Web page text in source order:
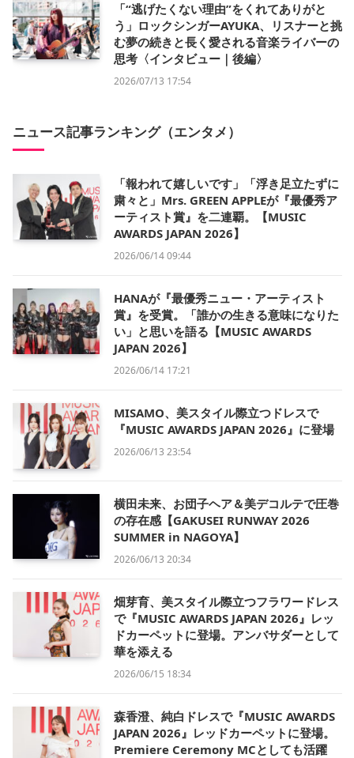
「“逃げたくない理由”をくれてありがと
う」ロックシンガーAYUKA、リスナーと挑
む夢の続きと長く愛される音楽ライバーの
思考〈インタビュー｜後編〉
2026/07/13 17:54
ニュース記事ランキング（エンタメ）
「報われて嬉しいです」「浮き足立たずに
粛々と」Mrs. GREEN APPLEが『最優秀ア
ーティスト賞』を二連覇。【MUSIC
AWARDS JAPAN 2026】
2026/06/14 09:44
HANAが『最優秀ニュー・アーティスト
賞』を受賞。「誰かの生きる意味になりた
い」と思いを語る【MUSIC AWARDS
JAPAN 2026】
2026/06/14 17:21
MISAMO、美スタイル際立つドレスで
『MUSIC AWARDS JAPAN 2026』に登場
2026/06/13 23:54
横田未来、お団子ヘア＆美デコルテで圧巻
の存在感【GAKUSEI RUNWAY 2026
SUMMER in NAGOYA】
2026/06/13 20:34
畑芽育、美スタイル際立つフラワードレス
で『MUSIC AWARDS JAPAN 2026』レッ
ドカーペットに登場。アンバサダーとして
華を添える
2026/06/15 18:34
森香澄、純白ドレスで『MUSIC AWARDS
JAPAN 2026』レッドカーペットに登場。
Premiere Ceremony MCとしても活躍